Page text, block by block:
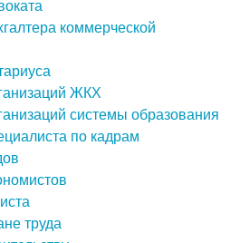
коммерческой
ЖКХ
системы образования
по кадрам
труда